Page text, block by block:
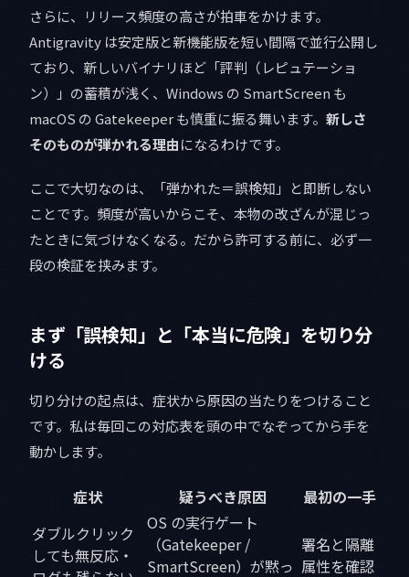
さらに、リリース頻度の高さが拍車をかけます。
Antigravity は安定版と新機能版を短い間隔で並行公開し
ており、新しいバイナリほど「評判（レピュテーショ
ン）」の蓄積が浅く、Windows の SmartScreen も
macOS の Gatekeeper も慎重に振る舞います。 新しさ
そのものが弾かれる理由になるわけです。
ここで大切なのは、「弾かれた＝誤検知」と即断しない
ことです。頻度が高いからこそ、本物の改ざんが混じっ
たときに気づけなくなる。だから許可する前に、必ず一
段の検証を挟みます。
まず「誤検知」と「本当に危険」を切り分
ける
切り分けの起点は、症状から原因の当たりをつけること
です。私は毎回この対応表を頭の中でなぞってから手を
動かします。
症状 疑うべき原因
最初の一手
ダブルクリック
しても無反応・
OS の実行ゲート
（Gatekeeper /
SmartScreen）が黙っ
署名と隔離
属性を確認